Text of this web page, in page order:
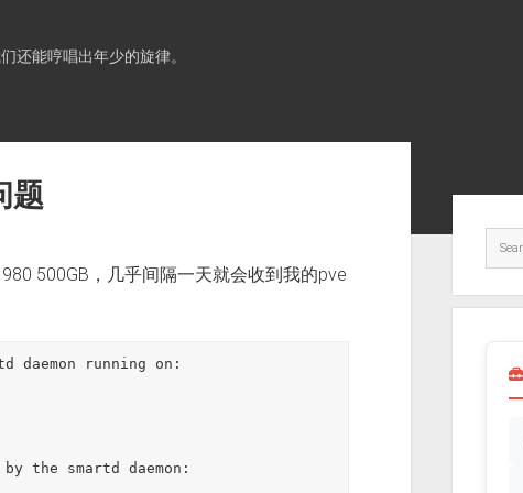
还能哼唱出年少的旋律。
题
500GB，几乎间隔一天就会收到我的pve
daemon running on:
the smartd daemon: